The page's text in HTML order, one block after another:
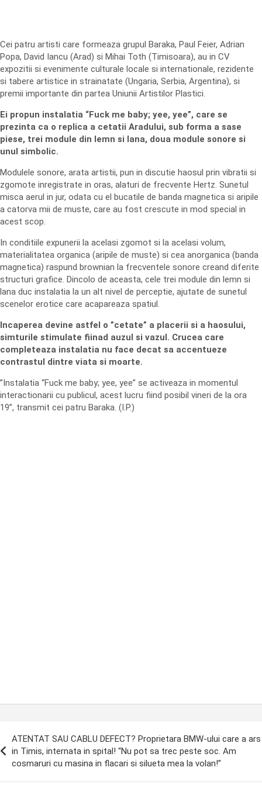
Cei patru artisti care formeaza grupul Baraka, Paul Feier, Adrian
Popa, David Iancu (Arad) si Mihai Toth (Timisoara), au in CV
expozitii si evenimente culturale locale si internationale, rezidente
si tabere artistice in strainatate (Ungaria, Serbia, Argentina), si
premii importante din partea Uniunii Artistilor Plastici.
Ei propun instalatia “Fuck me baby; yee, yee”, care se
prezinta ca o replica a cetatii Aradului, sub forma a sase
piese, trei module din lemn si lana, doua module sonore si
unul simbolic.
Modulele sonore, arata artistii, pun in discutie haosul prin vibratii si
zgomote inregistrate in oras, alaturi de frecvente Hertz. Sunetul
misca aerul in jur, odata cu el bucatile de banda magnetica si aripile
a catorva mii de muste, care au fost crescute in mod special in
acest scop.
In conditiile expunerii la acelasi zgomot si la acelasi volum,
materialitatea organica (aripile de muste) si cea anorganica (banda
magnetica) raspund brownian la frecventele sonore creand diferite
structuri grafice. Dincolo de aceasta, cele trei module din lemn si
lana duc instalatia la un alt nivel de perceptie, ajutate de sunetul
scenelor erotice care acapareaza spatiul.
Incaperea devine astfel o ”cetate” a placerii si a haosului,
simturile stimulate fiinad auzul si vazul. Crucea care
completeaza instalatia nu face decat sa accentueze
contrastul dintre viata si moarte.
”Instalatia “Fuck me baby; yee, yee” se activeaza in momentul
interactionarii cu publicul, acest lucru fiind posibil vineri de la ora
19”, transmit cei patru Baraka. (I.P.)
ATENTAT SAU CABLU DEFECT? Proprietara BMW-ului care a ars
in Timis, internata in spital! “Nu pot sa trec peste soc. Am
cosmaruri cu masina in flacari si silueta mea la volan!”